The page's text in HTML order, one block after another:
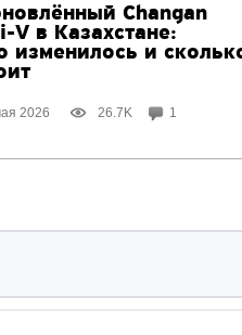
Changan
Vв Казахстане:
изменилось и
2026 26.7K 1